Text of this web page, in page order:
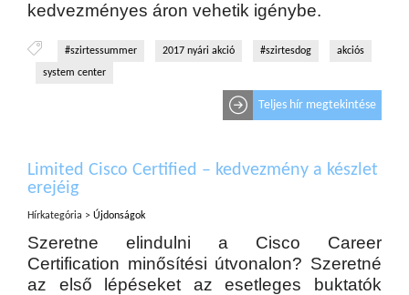
kedvezményes áron vehetik igénybe.
#szirtessummer 2017 nyári akció #szirtesdog
akciós
system center
Teljes hír megtekintése
Limited Cisco Certified – kedvezmény a készlet
erejéig
Hírkategória > Újdonságok
Szeretne elindulni a Cisco Career
Certification minősítési útvonalon? Szeretné
az első lépéseket az esetleges buktatók